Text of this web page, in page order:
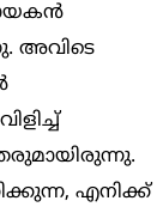
അവിടെ
എനിക്ക്